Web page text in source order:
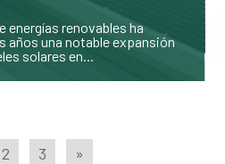
energías renovables ha
años una notable expansión
solares en...
2 3 »